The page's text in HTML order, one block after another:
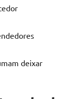
deixar